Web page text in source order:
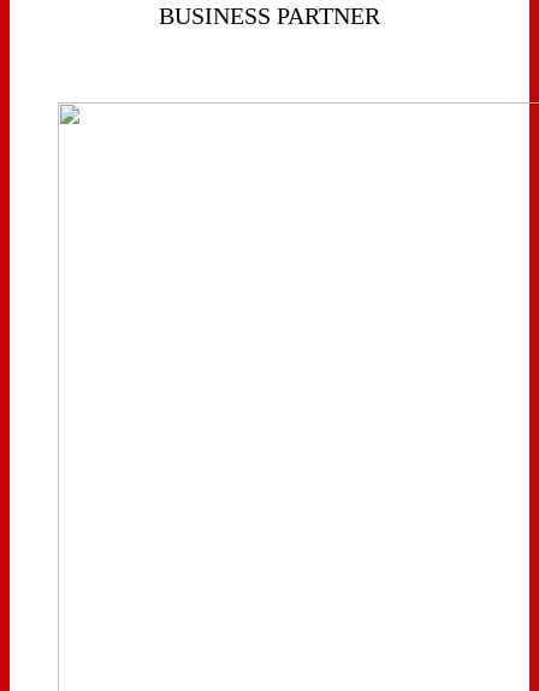
BUSINESS PARTNER